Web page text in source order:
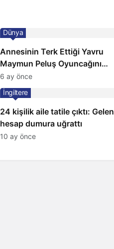
Annesinin Terk Ettiği Yavru
Maymun Peluş Oyuncağını
Anne Bildi
Dünya
6 ay önce
24 kişilik aile tatile çıktı: Gelen
hesap dumura uğrattı
İngiltere
10 ay önce